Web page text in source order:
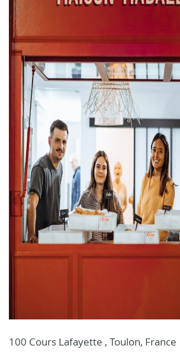
100 Cours Lafayette , Toulon, France